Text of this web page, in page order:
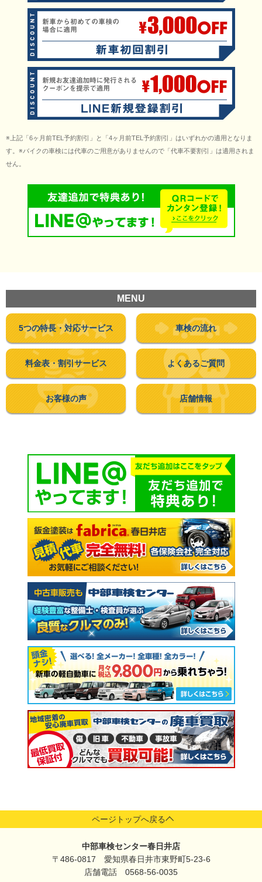
※上記「6ヶ月前TEL予約割引」と「4ヶ月前TEL予約割引」はいずれかの適用となりま
す。※バイクの車検には代車のご用意がありませんので「代車不要割引」は適用されま
せん。
MENU
5つの特長・ 対応サービス 車検の流れ
料金表・割引サービス よくあるご質問
お客様の声 店舗情報
ページトップへ戻る
中部車検センター春日井店
〒486-0817 愛知県春日井市東野町5-23-6
店舗電話 0568-56-0035